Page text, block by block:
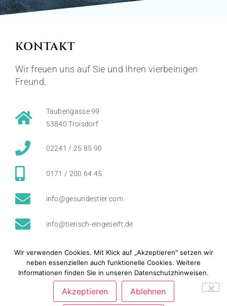
KONTAKT
Wir freuen uns auf Sie und Ihren vierbeinigen
Freund.
Taubengasse 99
53840 Troisdorf
02241 / 25 85 90
0171 / 200 64 45
info@gesundestier.com
info@tierisch-eingeseift.de
Termine nach Vereinbarung
Tierheilpraxis Gesundes Tier
Tierisch eingeseift Pflegeprodukte
Wir verwenden Cookies. Mit Klick auf „Akzeptieren" setzen wir
neben essenziellen auch funktionelle Cookies. Weitere
Informationen finden Sie in unseren Datenschutzhinweisen.
Akzeptieren Ablehnen